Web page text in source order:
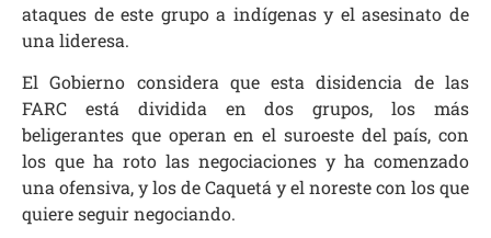
ataques de este grupo a indígenas y el asesinato de
una lideresa.
El Gobierno considera que esta disidencia de las
FARC está dividida en dos grupos, los más
beligerantes que operan en el suroeste del país, con
los que ha roto las negociaciones y ha comenzado
una ofensiva, y los de Caquetá y el noreste con los que
quiere seguir negociando.